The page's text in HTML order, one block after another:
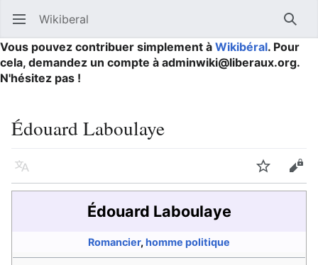
Ouvrir le menu principal Wikiberal
Vous pouvez contribuer simplement à Wikibéral. Pour
cela, demandez un compte à adminwiki@liberaux.org.
N'hésitez pas !
Édouard Laboulaye
Langue Suivre
Édouard Laboulaye
Romancier, homme politique